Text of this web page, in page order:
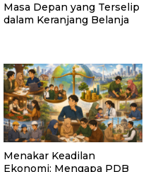
Masa Depan yang Terselip
dalam Keranjang Belanja
Menakar Keadilan
Ekonomi: Mengapa PDB